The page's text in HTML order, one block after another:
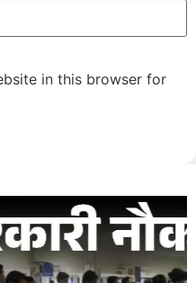
in this browser for